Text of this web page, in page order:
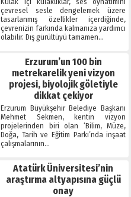
çevresel sesle dengelemek üzere
tasarlanmış özellikler içerdiğinde,
çevrenizin farkında kalmanıza yardımcı
olabilir. Dış gürültüyü tamamen…
Erzurum’un 100 bin
metrekarelik yeni vizyon
projesi, biyolojik göletiyle
dikkat çekiyor
Erzurum Büyükşehir Belediye Başkanı
Mehmet Sekmen, kentin vizyon
projelerinden biri olan ‘Bilim, Müze,
Doğa, Tarih ve Eğitim Parkı’nda inşaat
çalışmalarının…
Atatürk Üniversitesi’nin
araştırma altyapısına güçlü
onay